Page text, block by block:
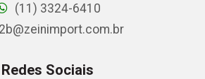
(11) 3324-6410
Redes Sociais